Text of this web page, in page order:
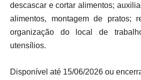
descascar e cortar alimentos;
alimentos, montagem de pratos;
organização do local de
utensílios.
Disponível até 15/06/2026 ou